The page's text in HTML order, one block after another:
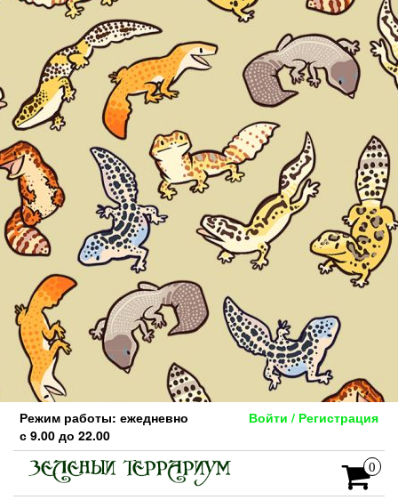
Skip
the
content
Режим работы: ежедневно
с 9.00 до 22.00
Войти / Регистрация
0